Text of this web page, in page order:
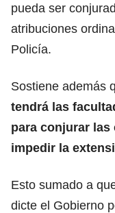
pueda ser
atribuciones
Policía.
Sostiene además
tendrá las
para conjurar las
impedir la
Esto sumado a
dicte el Gobierno